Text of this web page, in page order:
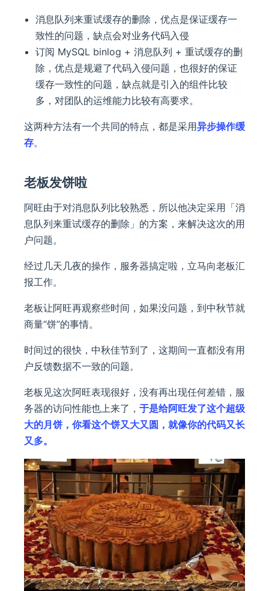
消息队列来重试缓存的删除，优点是保证缓存一
致性的问题，缺点会对业务代码入侵
订阅 MySQL binlog + 消息队列 + 重试缓存的删
除，优点是规避了代码入侵问题，也很好的保证
缓存一致性的问题，缺点就是引入的组件比较
多，对团队的运维能力比较有高要求。
这两种方法有一个共同的特点，都是采用异步操作缓
存。
老板发饼啦
阿旺由于对消息队列比较熟悉，所以他决定采用「消
息队列来重试缓存的删除」的方案，来解决这次的用
户问题。
经过几天几夜的操作，服务器搞定啦，立马向老板汇
报工作。
老板让阿旺再观察些时间，如果没问题，到中秋节就
商量“饼”的事情。
时间过的很快，中秋佳节到了，这期间一直都没有用
户反馈数据不一致的问题。
老板见这次阿旺表现很好，没有再出现任何差错，服
务器的访问性能也上来了， 于是给阿旺发了这个超级
大的月饼，你看这个饼又大又圆，就像你的代码又长
又多。